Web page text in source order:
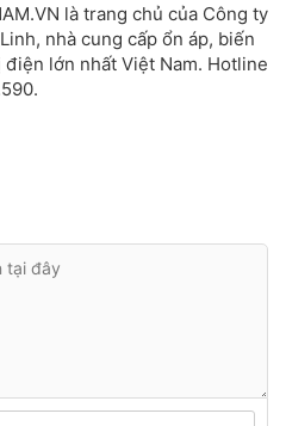
là trang chủ của Công ty
nhà cung cấp ổn áp, biến
điện lớn nhất Việt Nam. Hotline